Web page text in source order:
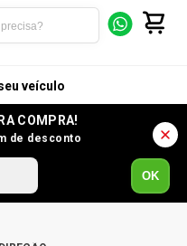
veículo
COMPRA!
de desconto
OK